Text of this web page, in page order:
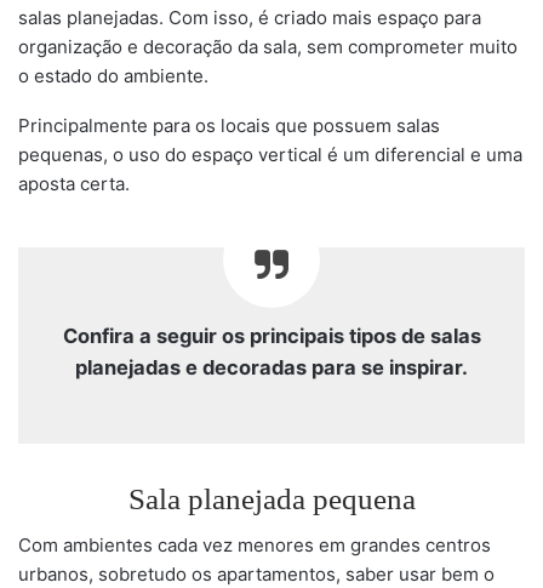
salas planejadas. Com isso, é criado mais espaço para
organização e decoração da sala, sem comprometer muito
o estado do ambiente.
Principalmente para os locais que possuem salas
pequenas, o uso do espaço vertical é um diferencial e uma
aposta certa.
Confira a seguir os principais tipos de salas
planejadas e decoradas para se inspirar.
Sala planejada pequena
Com ambientes cada vez menores em grandes centros
urbanos, sobretudo os apartamentos, saber usar bem o